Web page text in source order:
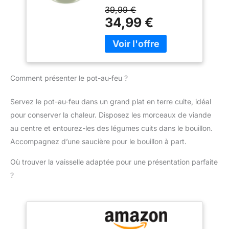
fonte de haute pureté,
Topbooc casserole
chauffe uniformément et
conserve bien la chaleur.
La vapeur d'eau se
condense et tombe
uniformément sur le
de conserver les aliments
avec un taux d'humidité
adéquat, un meilleur
goût et un mode de vie
plus sain. Aide de cuisine
multifonctionnelle :
électriques,
vitrocéramiques et à
induction (elle ne
cocottes en fonte
classiques (par rapport
aux gammes
d'ustensiles en fonte de
céramique à l'intérieur
facile, tandis que le
design compatible lave-
offre une praticité ultime
RÉSULTATS
couvercle de
épaisse assure une
39,99 €
34,99 €
Comment présenter le pot-au-feu ?
Servez le pot-au-feu dans un grand plat en terre cuite, idéal
pour conserver la chaleur. Disposez les morceaux de viande
au centre et entourez-les des légumes cuits dans le bouillon.
Accompagnez d’une saucière pour le bouillon à part.
Où trouver la vaisselle adaptée pour une présentation parfaite
?